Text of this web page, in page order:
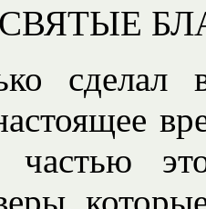
сделал
частью